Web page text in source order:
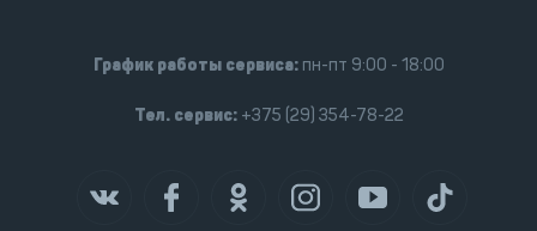
График работы сервиса:пн-пт 9:00 - 18:00
Тел. сервис:+375 (29) 354-78-22